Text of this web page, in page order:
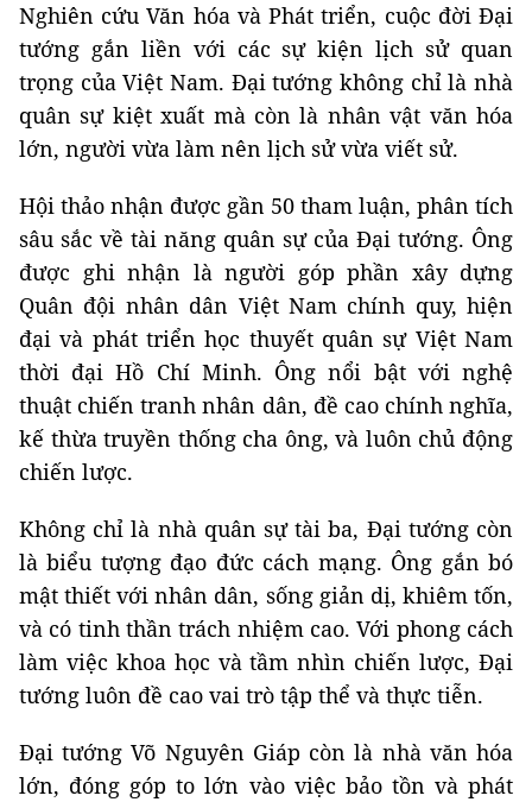
Nghiên cứu Văn hóa và Phát triển, cuộc đời Đại
tướng gắn liền với các sự kiện lịch sử quan
trọng của Việt Nam. Đại tướng không chỉ là nhà
quân sự kiệt xuất mà còn là nhân vật văn hóa
lớn, người vừa làm nên lịch sử vừa viết sử.
Hội thảo nhận được gần 50 tham luận, phân tích
sâu sắc về tài năng quân sự của Đại tướng. Ông
được ghi nhận là người góp phần xây dựng
Quân đội nhân dân Việt Nam chính quy, hiện
đại và phát triển học thuyết quân sự Việt Nam
thời đại Hồ Chí Minh. Ông nổi bật với nghệ
thuật chiến tranh nhân dân, đề cao chính nghĩa,
kế thừa truyền thống cha ông, và luôn chủ động
chiến lược.
Không chỉ là nhà quân sự tài ba, Đại tướng còn
là biểu tượng đạo đức cách mạng. Ông gắn bó
mật thiết với nhân dân, sống giản dị, khiêm tốn,
và có tinh thần trách nhiệm cao. Với phong cách
làm việc khoa học và tầm nhìn chiến lược, Đại
tướng luôn đề cao vai trò tập thể và thực tiễn.
Đại tướng Võ Nguyên Giáp còn là nhà văn hóa
lớn, đóng góp to lớn vào việc bảo tồn và phát